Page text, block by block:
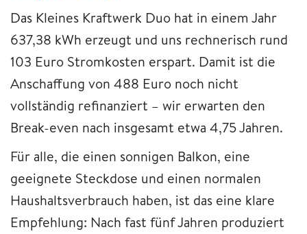
Das Kleines Kraftwerk Duo hat in einem Jahr
637,38 kWh erzeugt und uns rechnerisch rund
103 Euro Stromkosten erspart. Damit ist die
Anschaffung von 488 Euro noch nicht
vollständig refinanziert – wir erwarten den
Break-even nach insgesamt etwa 4,75 Jahren.
Für alle, die einen sonnigen Balkon, eine
geeignete Steckdose und einen normalen
Haushaltsverbrauch haben, ist das eine klare
Empfehlung: Nach fast fünf Jahren produziert